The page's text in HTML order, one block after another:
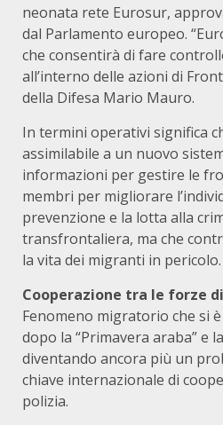
neonata rete Eurosur,
dal Parlamento europeo.
che consentirà di fare
all’interno delle azioni di
della Difesa Mario Mauro.
In termini operativi significa
assimilabile a un nuovo
informazioni per gestire le
membri per migliorare
prevenzione e la lotta alla
transfrontaliera, ma che
la vita dei migranti in pericolo.
Cooperazione tra le forze
Fenomeno migratorio che si
dopo la “Primavera araba” e
diventando ancora più un
chiave internazionale di
polizia.